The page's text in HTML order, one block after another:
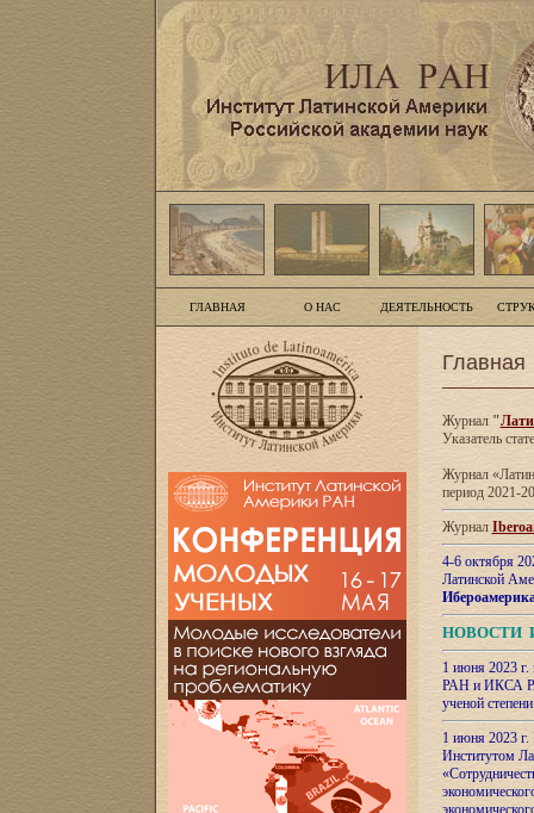
ГЛАВНАЯ О НАС ДЕЯТЕЛЬНОСТЬ
Главная
Журнал"
Указатель
Журнал
период 2021-
Журнал
4-6 октября
Латинской
НОВОСТИ
1 июня 2023
РАН и ИКСА
ученой
1 июня 2023
Институтом